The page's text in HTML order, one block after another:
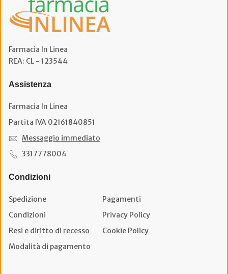
Farmacia In Linea
REA: CL - 123544
Assistenza
Farmacia In Linea
Partita IVA 02161840851
Messaggio immediato
3317778004
Condizioni
Spedizione
Pagamenti
Condizioni
Privacy Policy
Resi e diritto di recesso
Cookie Policy
Modalità di pagamento